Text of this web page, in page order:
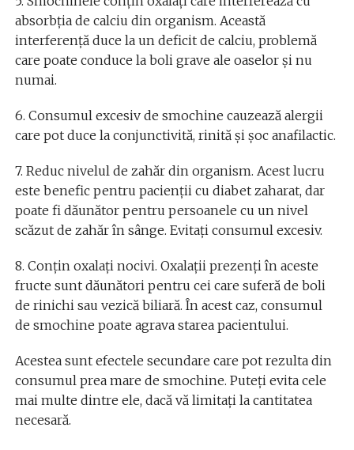
absorbția de calciu din organism. Această
interferență duce la un deficit de calciu, problemă
care poate conduce la boli grave ale oaselor și nu
numai.
6. Consumul excesiv de smochine cauzează alergii
care pot duce la conjunctivită, rinită și șoc anafilactic.
7. Reduc nivelul de zahăr din organism. Acest lucru
este benefic pentru pacienții cu diabet zaharat, dar
poate fi dăunător pentru persoanele cu un nivel
scăzut de zahăr în sânge. Evitați consumul excesiv.
8. Conțin oxalați nocivi. Oxalații prezenți în aceste
fructe sunt dăunători pentru cei care suferă de boli
de rinichi sau vezică biliară. În acest caz, consumul
de smochine poate agrava starea pacientului.
Acestea sunt efectele secundare care pot rezulta din
consumul prea mare de smochine. Puteți evita cele
mai multe dintre ele, dacă vă limitați la cantitatea
necesară.